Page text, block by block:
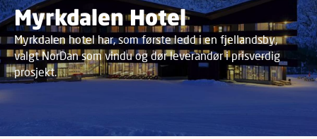
Myrkdalen Hotel
Myrkdalen hotel har, som første ledd i en fjellandsby,
valgt NorDan som vindu og dør leverandør i prisverdig
prosjekt.